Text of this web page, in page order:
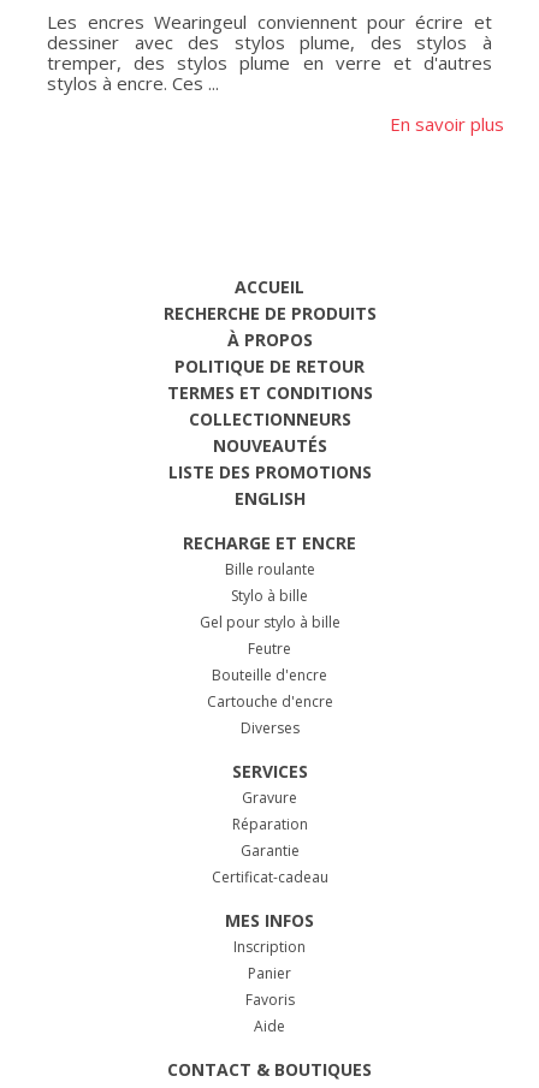
Les encres Wearingeul conviennent pour écrire et
dessiner avec des stylos plume, des stylos à
tremper, des stylos plume en verre et d'autres
stylos à encre. Ces ...
En savoir plus
ACCUEIL
RECHERCHE DE PRODUITS
À PROPOS
POLITIQUE DE RETOUR
TERMES ET CONDITIONS
COLLECTIONNEURS
NOUVEAUTÉS
LISTE DES PROMOTIONS
ENGLISH
RECHARGE ET ENCRE
Bille roulante
Stylo à bille
Gel pour stylo à bille
Feutre
Bouteille d'encre
Cartouche d'encre
Diverses
SERVICES
Gravure
Réparation
Garantie
Certificat-cadeau
MES INFOS
Inscription
Panier
Favoris
Aide
CONTACT & BOUTIQUES